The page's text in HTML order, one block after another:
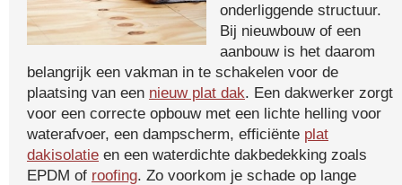
onderliggende structuur.
Bij nieuwbouw of een
aanbouw is het daarom
belangrijk een vakman in te schakelen voor de
plaatsing van een nieuw plat dak. Een dakwerker zorgt
voor een correcte opbouw met een lichte helling voor
waterafvoer, een dampscherm, efficiënte plat
dakisolatie en een waterdichte dakbedekking zoals
EPDM of roofing. Zo voorkom je schade op lange